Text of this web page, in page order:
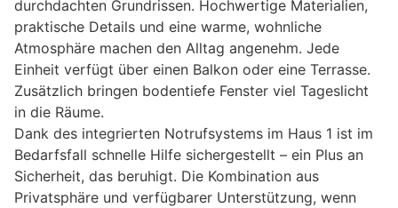
durchdachten Grundrissen. Hochwertige Materialien,
praktische Details und eine warme, wohnliche
Atmosphäre machen den Alltag angenehm. Jede
Einheit verfügt über einen Balkon oder eine Terrasse.
Zusätzlich bringen bodentiefe Fenster viel Tageslicht
in die Räume.
Dank des integrierten Notrufsystems im Haus 1 ist im
Bedarfsfall schnelle Hilfe sichergestellt – ein Plus an
Sicherheit, das beruhigt. Die Kombination aus
Privatsphäre und verfügbarer Unterstützung, wenn